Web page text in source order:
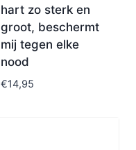
hart zo sterk en
groot, beschermt
mij tegen elke
nood
€14,95